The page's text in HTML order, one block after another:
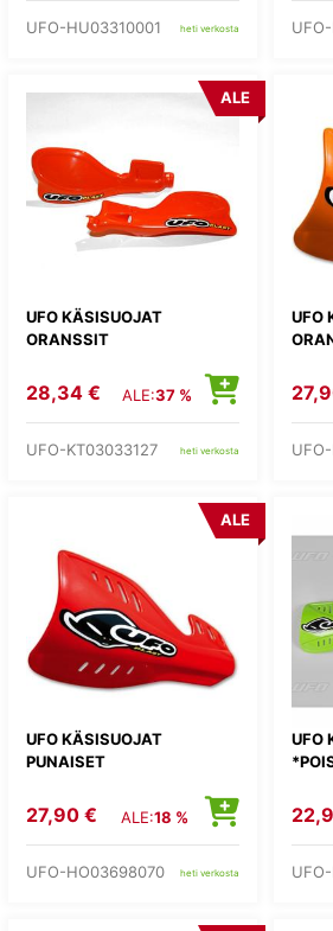
UFO-HU03310001 heti verkosta
UFO KÄSISUOJAT
ORANSSIT
ALE
28,34 € ALE:37 %
UFO-KT03033127 heti verkosta
UFO
UFO KÄSISUOJAT
PUNAISET
ALE
27,90 € ALE:18 %
UFO-HO03698070 heti verkosta
UFO